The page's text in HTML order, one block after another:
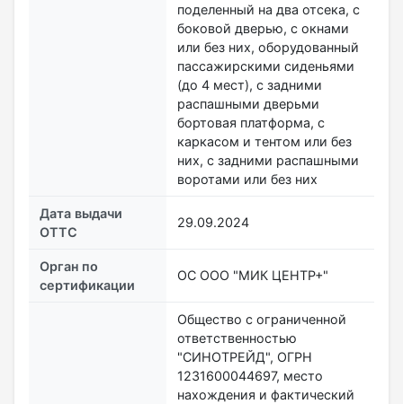
поделенный на два отсека, с
боковой дверью, с окнами
или без них, оборудованный
пассажирскими сиденьями
(до 4 мест), с задними
распашными дверьми
бортовая платформа, с
каркасом и тентом или без
них, с задними распашными
воротами или без них
Дата выдачи
ОТТС
29.09.2024
Орган по
сертификации
ОС ООО "МИК ЦЕНТР+"
Общество с ограниченной
ответственностью
"СИНОТРЕЙД", ОГРН
1231600044697, место
нахождения и фактический